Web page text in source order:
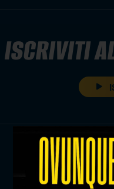
ISCRIVITI